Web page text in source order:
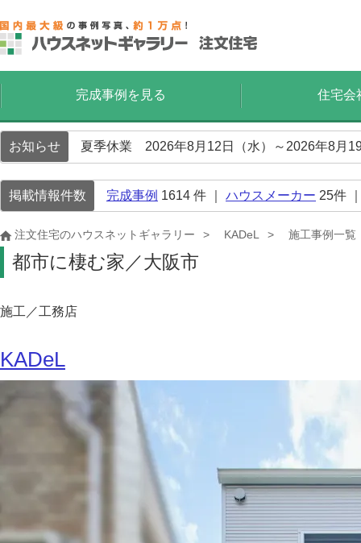
完成事例を見る 住宅会
お知らせ 夏季休業 2026年8月12日（水）～2026年8月
掲載情報件数 完成事例 1614 件 ｜ ハウスメーカー 25件
注文住宅のハウスネットギャラリー KADeL 施工事例一覧
都市に棲む家／大阪市
施工／工務店
KADeL